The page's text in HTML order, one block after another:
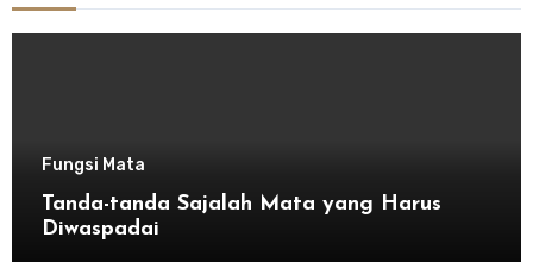
Fungsi Mata
Tanda-tanda Sajalah Mata yang Harus
Diwaspadai